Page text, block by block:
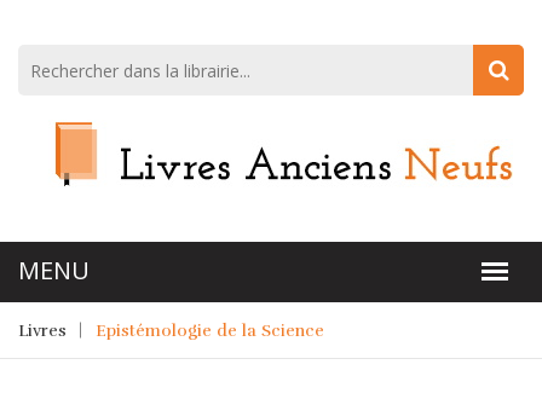
Livres Epistémologie de la Science